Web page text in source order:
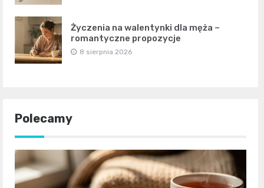
Życzenia na walentynki dla męża –
romantyczne propozycje
8 sierpnia 2026
Polecamy